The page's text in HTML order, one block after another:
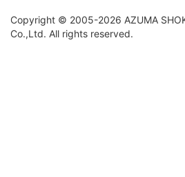
Copyright © 2005-2026 AZUMA
Co.,Ltd. All rights reserved.